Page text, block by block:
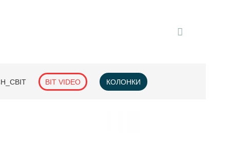
BIT VIDEO КОЛОНКИ